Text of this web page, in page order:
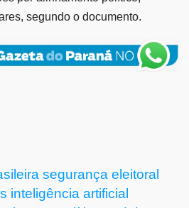
segundo o documento.
segurança eleitoral
inteligência artificial